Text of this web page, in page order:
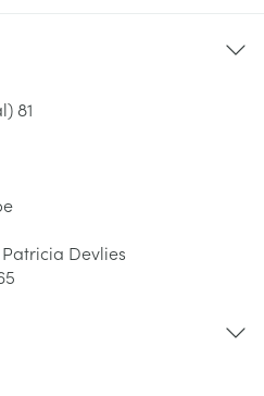
81
Patricia Devlies